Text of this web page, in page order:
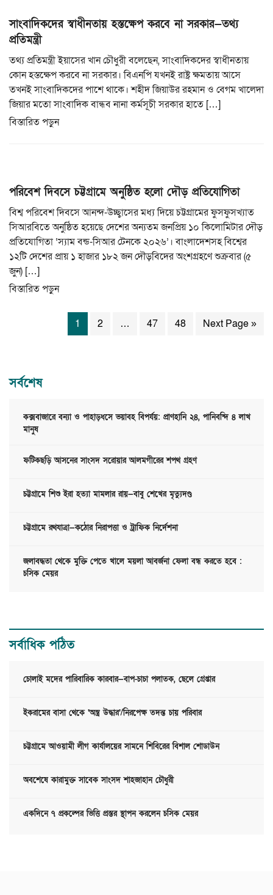
সাংবাদিকদের স্বাধীনতায় হস্তক্ষেপ করবে না সরকার—তথ্য
প্রতিমন্ত্রী
তথ্য প্রতিমন্ত্রী ইয়াসের খান চৌধুরী বলেছেন, সাংবাদিকদের স্বাধীনতায়
কোন হস্তক্ষেপ করবে না সরকার। বিএনপি যখনই রাষ্ট্র ক্ষমতায় আসে
তখনই সাংবাদিকদের পাশে থাকে। শহীদ জিয়াউর রহমান ও বেগম খালেদা
জিয়ার মতো সাংবাদিক বান্ধব নানা কর্মসূচী সরকার হাতে […]
বিস্তারিত পড়ুন
পরিবেশ দিবসে চট্টগ্রামে অনুষ্ঠিত হলো দৌড় প্রতিযোগিতা
বিশ্ব পরিবেশ দিবসে আনন্দ-উচ্ছ্বাসের মধ্য দিয়ে চট্টগ্রামের ফুসফুসখ্যাত
সিআরবিতে অনুষ্ঠিত হয়েছে দেশের অন্যতম জনপ্রিয় ১০ কিলোমিটার দৌড়
প্রতিযোগিতা ‘স্যাম বন্ড-সিআর টেনকে ২০২৬’। বাংলাদেশসহ বিশ্বের
১২টি দেশের প্রায় ১ হাজার ১৮২ জন দৌড়বিদের অংশগ্রহণে শুক্রবার (৫
জুন) […]
বিস্তারিত পড়ুন
1 2 … 47 48 Next Page »
সর্বশেষ
কক্সবাজারে বন্যা ও পাহাড়ধসে ভয়াবহ বিপর্যয়: প্রাণহানি ২৪, পানিবন্দি ৪ লাখ
মানুষ
ফটিকছড়ি আসনের সাংসদ সরোয়ার আলমগীরের শপথ গ্রহণ
চট্টগ্রামে শিশু ইরা হত্যা মামলার রায়—বাবু শেখের মৃত্যুদণ্ড
চট্টগ্রামে রথযাত্রা—কঠোর নিরাপত্তা ও ট্রাফিক নির্দেশনা
জলাবদ্ধতা থেকে মুক্তি পেতে খালে ময়লা আবর্জনা ফেলা বন্ধ করতে হবে :
চসিক মেয়র
সর্বাধিক পঠিত
চোলাই মদের পারিবারিক কারবার—বাপ-চাচা পলাতক, ছেলে গ্রেপ্তার
ইকরামের বাসা থেকে ‘অস্ত্র উদ্ধার’/নিরপেক্ষ তদন্ত চায় পরিবার
চট্টগ্রামে আওয়ামী লীগ কার্যালয়ের সামনে শিবিরের বিশাল শোডাউন
অবশেষে কারামুক্ত সাবেক সাংসদ শাহজাহান চৌধুরী
একদিনে ৭ প্রকল্পের ভিত্তি প্রস্তর স্থাপন করলেন চসিক মেয়র